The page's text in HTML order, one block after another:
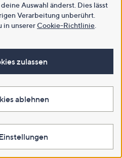
Auswahl änderst. Dies lässt
Verarbeitung unberührt.
in unsererCookie-Richtlinie
zulassen
ablehnen